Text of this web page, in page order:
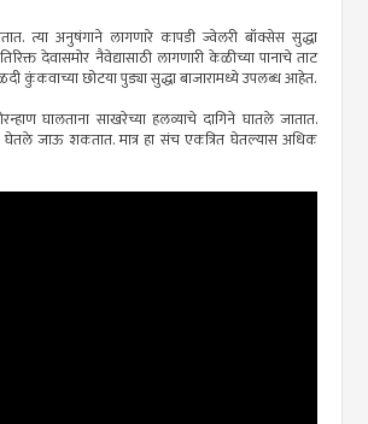
त्या अनुषंगाने लागणारे कापडी ज्वेलरी बॉक्सेस सुद्धा
देवासमोर नैवेद्यासाठी लागणारी केळीच्या पानाचे ताट
कुंकवाच्या छोटया पुड्या सुद्धा बाजारामध्ये उपलब्ध आहेत.
घालताना साखरेच्या हलव्याचे दागिने घातले जातात.
घेतले जाऊ शकतात. मात्र हा संच एकत्रित घेतल्यास अधिक